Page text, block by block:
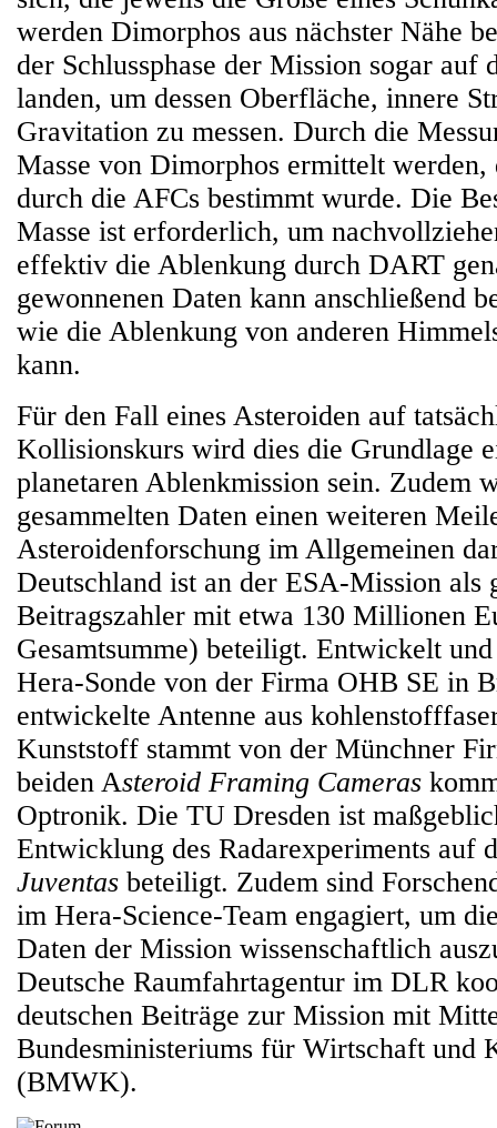
werden Dimorphos aus nächster Nähe
der Schlussphase der Mission sogar auf
landen, um dessen Oberfläche, innere
Gravitation zu messen. Durch die
Masse von Dimorphos ermittelt
durch die AFCs bestimmt wurde. Die
Masse ist erforderlich, um
effektiv die Ablenkung durch DART
gewonnenen Daten kann anschließend
wie die Ablenkung von anderen
kann.
Für den Fall eines Asteroiden auf
Kollisionskurs wird dies die Grundlage
planetaren Ablenkmission sein. Zudem
gesammelten Daten einen weiteren
Asteroidenforschung im Allgemeinen
Deutschland ist an der ESA-Mission als
Beitragszahler mit etwa 130 Millionen
Gesamtsumme) beteiligt. Entwickelt
Hera-Sonde von der Firma OHB SE in
entwickelte Antenne aus
Kunststoff stammt von der Münchner
beiden Asteroid Framing Cameras
Optronik. Die TU Dresden ist
Entwicklung des Radarexperiments auf
Juventas beteiligt. Zudem sind
im Hera-Science-Team engagiert, um
Daten der Mission wissenschaftlich
Deutsche Raumfahrtagentur im DLR
deutschen Beiträge zur Mission mit
Bundesministeriums für Wirtschaft und
(BMWK).